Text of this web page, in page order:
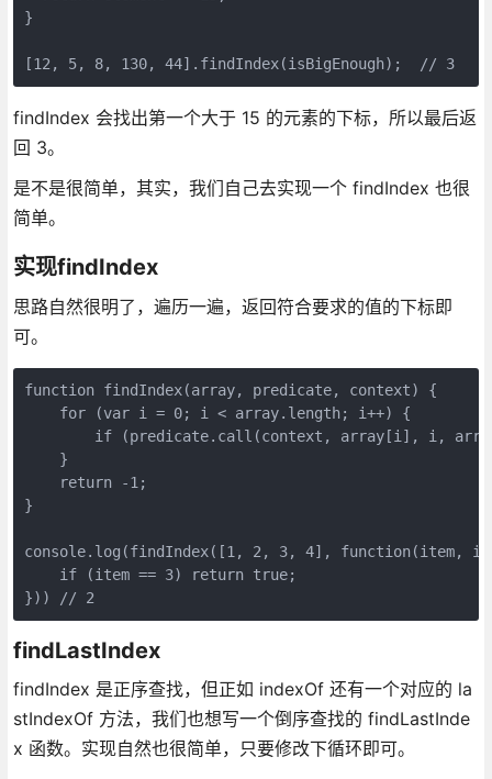
}
[12, 5, 8, 130, 44].findIndex(isBigEnough);  // 3
findIndex 会找出第一个大于 15 的元素的下标，所以最后返
回 3。
是不是很简单，其实，我们自己去实现一个 findIndex 也很
简单。
实现findIndex
思路自然很明了，遍历一遍，返回符合要求的值的下标即
可。
function findIndex(array, predicate, context) {
    for (var i = 0; i < array.length; i++) {
if (predicate.call(context, array[i], i,
    }
    return -1;
}
console.log(findIndex([1, 2, 3, 4], function(item,
    if (item == 3) return true;
})) // 2
findLastIndex
findIndex 是正序查找，但正如 indexOf 还有一个对应的 la
stIndexOf 方法，我们也想写一个倒序查找的 findLastInde
x 函数。实现自然也很简单，只要修改下循环即可。